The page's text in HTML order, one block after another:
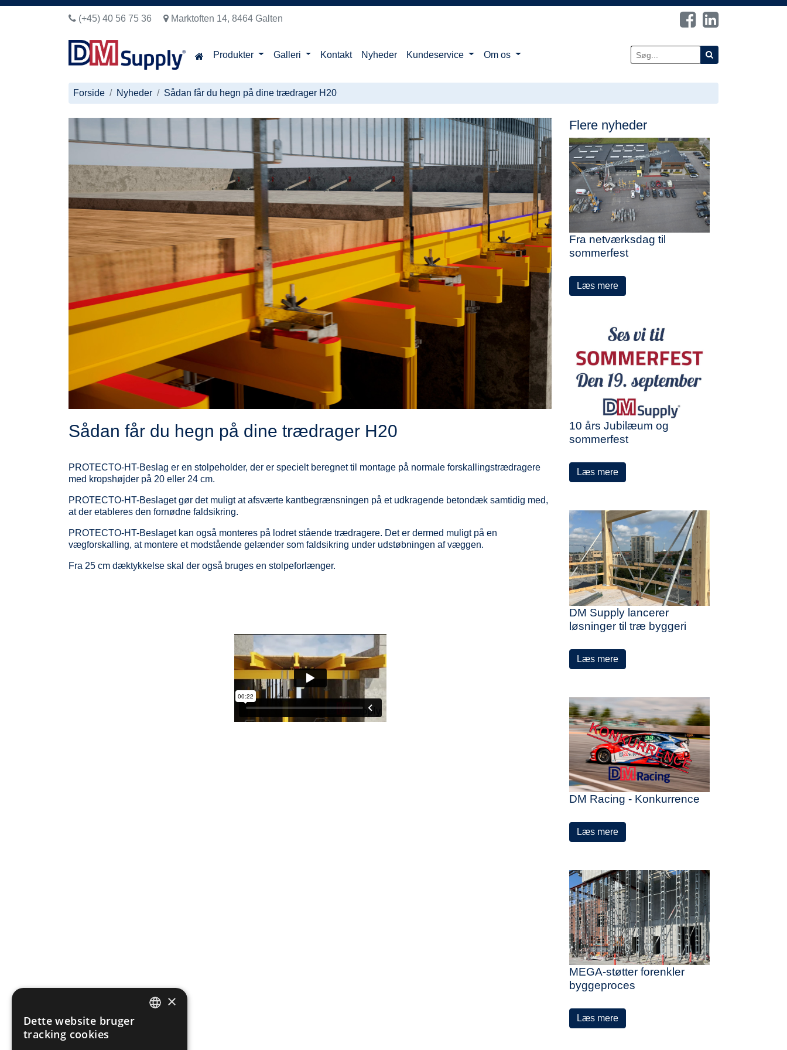
(+45) 40 56 75 36 Marktoften 14, 8464 Galten
Produkter Galleri Kontakt Nyheder Kundeservice Om os
Forside Nyheder Sådan får du hegn på dine trædrager H20
Sådan får du hegn på dine trædrager H20
PROTECTO-HT-Beslag er en stolpeholder, der er specielt beregnet til montage på normale forskallingstrædragere
med kropshøjder på 20 eller 24 cm.
PROTECTO-HT-Beslaget gør det muligt at afsværte kantbegrænsningen på et udkragende betondæk samtidig med,
at der etableres den fornødne faldsikring.
PROTECTO-HT-Beslaget kan også monteres på lodret stående trædragere. Det er dermed muligt på en
vægforskalling, at montere et modstående gelænder som faldsikring under udstøbningen af væggen.
Fra 25 cm dæktykkelse skal der også bruges en stolpeforlænger.
Flere nyheder
Fra netværksdag til
sommerfest
Læs mere
10 års Jubilæum og
sommerfest
Læs mere
DM Supply lancerer
løsninger til træ byggeri
Læs mere
DM Racing - Konkurrence
Læs mere
MEGA-støtter forenkler
byggeproces
Læs mere
DEFAULT LANGUAGE
×
Dette website bruger
tracking cookies